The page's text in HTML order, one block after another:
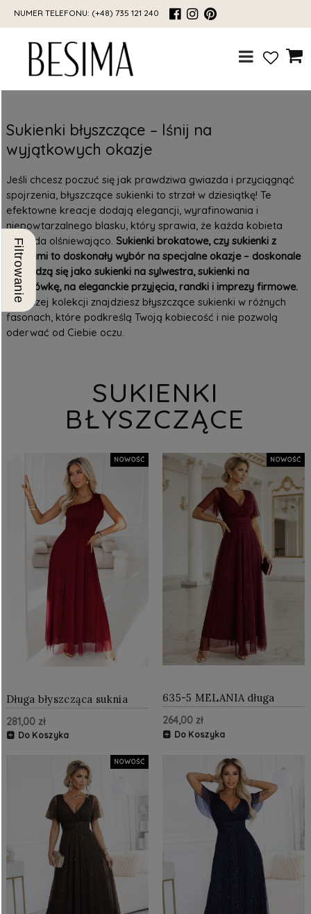
NUMER TELEFONU: (+48) 735 121 240
Filtrowanie
Sukienki błyszczące – lśnij na
wyjątkowych okazje
Jeśli chcesz poczuć się jak prawdziwa gwiazda i przyciągnąć
spojrzenia, błyszczące sukienki to strzał w dziesiątkę! Te
efektowne kreacje dodają elegancji, wyrafinowania i
niepowtarzalnego blasku, który sprawia, że każda kobieta
wygląda olśniewająco. Sukienki brokatowe, czy sukienki z
cekinami to doskonały wybór na specjalne okazje – doskonale
sprawdzą się jako sukienki na sylwestra, sukienki na
studniówkę, na eleganckie przyjęcia, randki i imprezy firmowe.
W naszej kolekcji znajdziesz błyszczące sukienki w różnych
fasonach, które podkreślą Twoją kobiecość i nie pozwolą
oderwać od Ciebie oczu.
SUKIENKI
BŁYSZCZĄCE
Długa błyszcząca suknia
wieczorowa na jedno ramię
- burgund
281,00 zł
Do Koszyka
NOWOŚĆ
635-5 MELANIA długa
błyszcząca suknia z
dekoltem i krótkim
rękawkiem - bordowa
264,00 zł
Do Koszyka
NOWOŚĆ
NOWOŚĆ